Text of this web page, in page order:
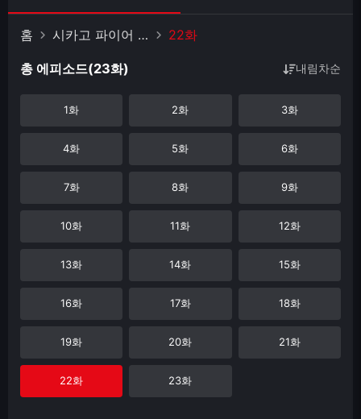
홈 시카고 파이어 시즌 4 22화
총 에피소드(23화) 내림차순
1화 2화 3화
4화 5화 6화
7화 8화 9화
10화 11화 12화
13화 14화 15화
16화 17화 18화
19화 20화 21화
22화 23화